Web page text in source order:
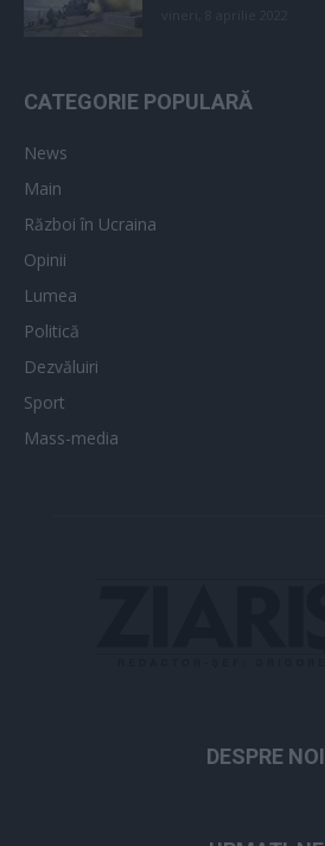
CATEGORIE POPULARĂ
News
Main
Război în Ucraina
Opinii
Lumea
Politică
Dezvăluiri
Sport
Mass-media
DESPRE NOI